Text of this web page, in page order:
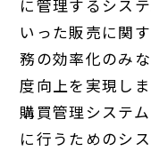
に管理するシス
いった販売に関
務の効率化のみ
度向上を実現しま
購買管理システ
に行うためのシ